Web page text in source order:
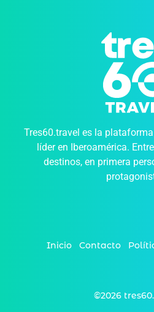
Tres60.travel es la
líder en Iberoamérica.
destinos, en primera
Inicio Contacto
©2026